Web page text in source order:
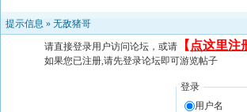
提示信息 » 无敌猪哥
请直接登录用户访问论坛，或请 【 点这里注
如果您已注册,请先登录论坛即可游览帖子
登录
用户名